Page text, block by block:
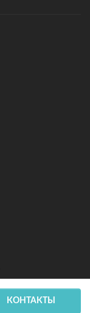
КОНТАКТЫ